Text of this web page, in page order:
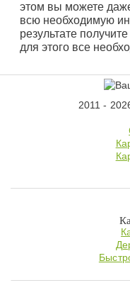
этом вы можете
всю необходимую
результате
для этого все
2011 -